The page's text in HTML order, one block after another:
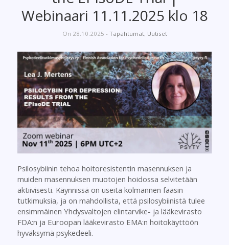
Webinaari 11.11.2025 klo 18
On 28.10.2025 - Tapahtumat, Uutiset
Psilosybiinin tehoa hoitoresistentin masennuksen ja
muiden masennuksen muotojen hoidossa selvitetään
aktiivisesti. Käynnissä on useita kolmannen faasin
tutkimuksia, ja on mahdollista, että psilosybiinistä tulee
ensimmäinen Yhdysvaltojen elintarvike- ja lääkevirasto
FDA:n ja Euroopan lääkevirasto EMA:n hoitokäyttöön
hyväksymä psykedeeli.